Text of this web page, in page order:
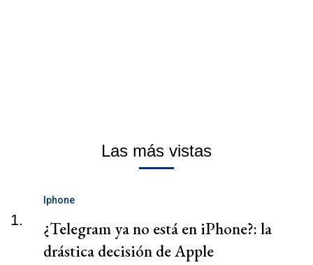
Las más vistas
1.
Iphone
¿Telegram ya no está en iPhone?: la
drástica decisión de Apple